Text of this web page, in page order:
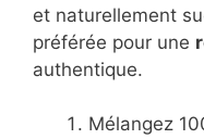
et naturellement
préférée pour une
authentique.
Mélangez